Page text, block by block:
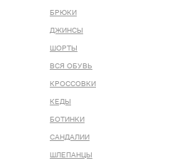
БРЮКИ
ДЖИНСЫ
ШОРТЫ
ВСЯ ОБУВЬ
КРОССОВКИ
КЕДЫ
БОТИНКИ
САНДАЛИИ
ШЛЕПАНЦЫ